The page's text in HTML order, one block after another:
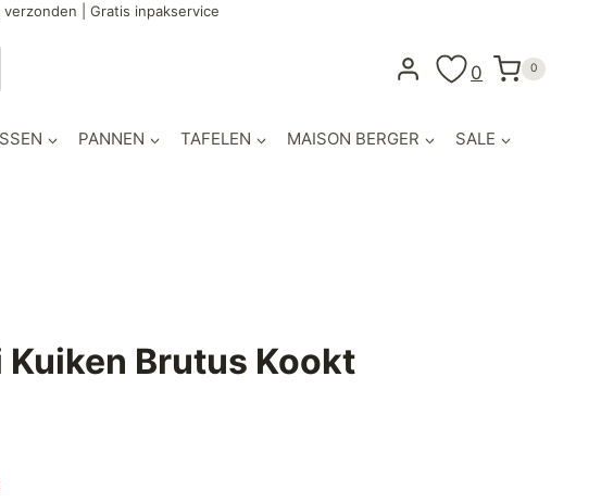
| Gratis inpakservice
0 0
PANNEN TAFELEN MAISON BERGER SALE
Kuiken Brutus Kookt